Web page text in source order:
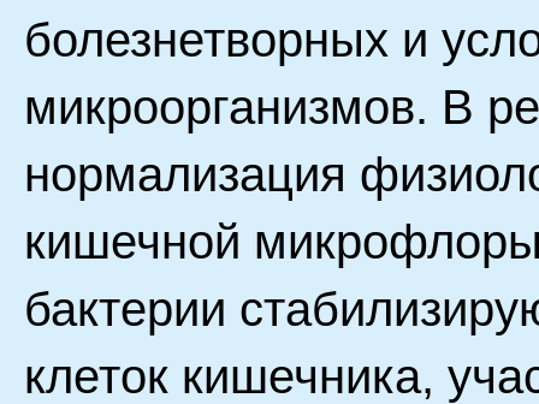
болезнетворных и
микроорганизмов. В
нормализация
кишечной
бактерии
клеток кишечника,